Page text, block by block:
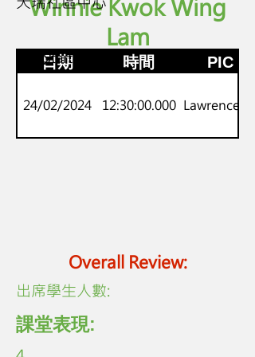
Winnie Kwok Wing
Lam
日期 時間 PIC
24/02/2024 12:30:00.000 Lawrence Lo
Overall Review:
P.1-2
劍橋Starters
​出席學生人數:
課堂表現: